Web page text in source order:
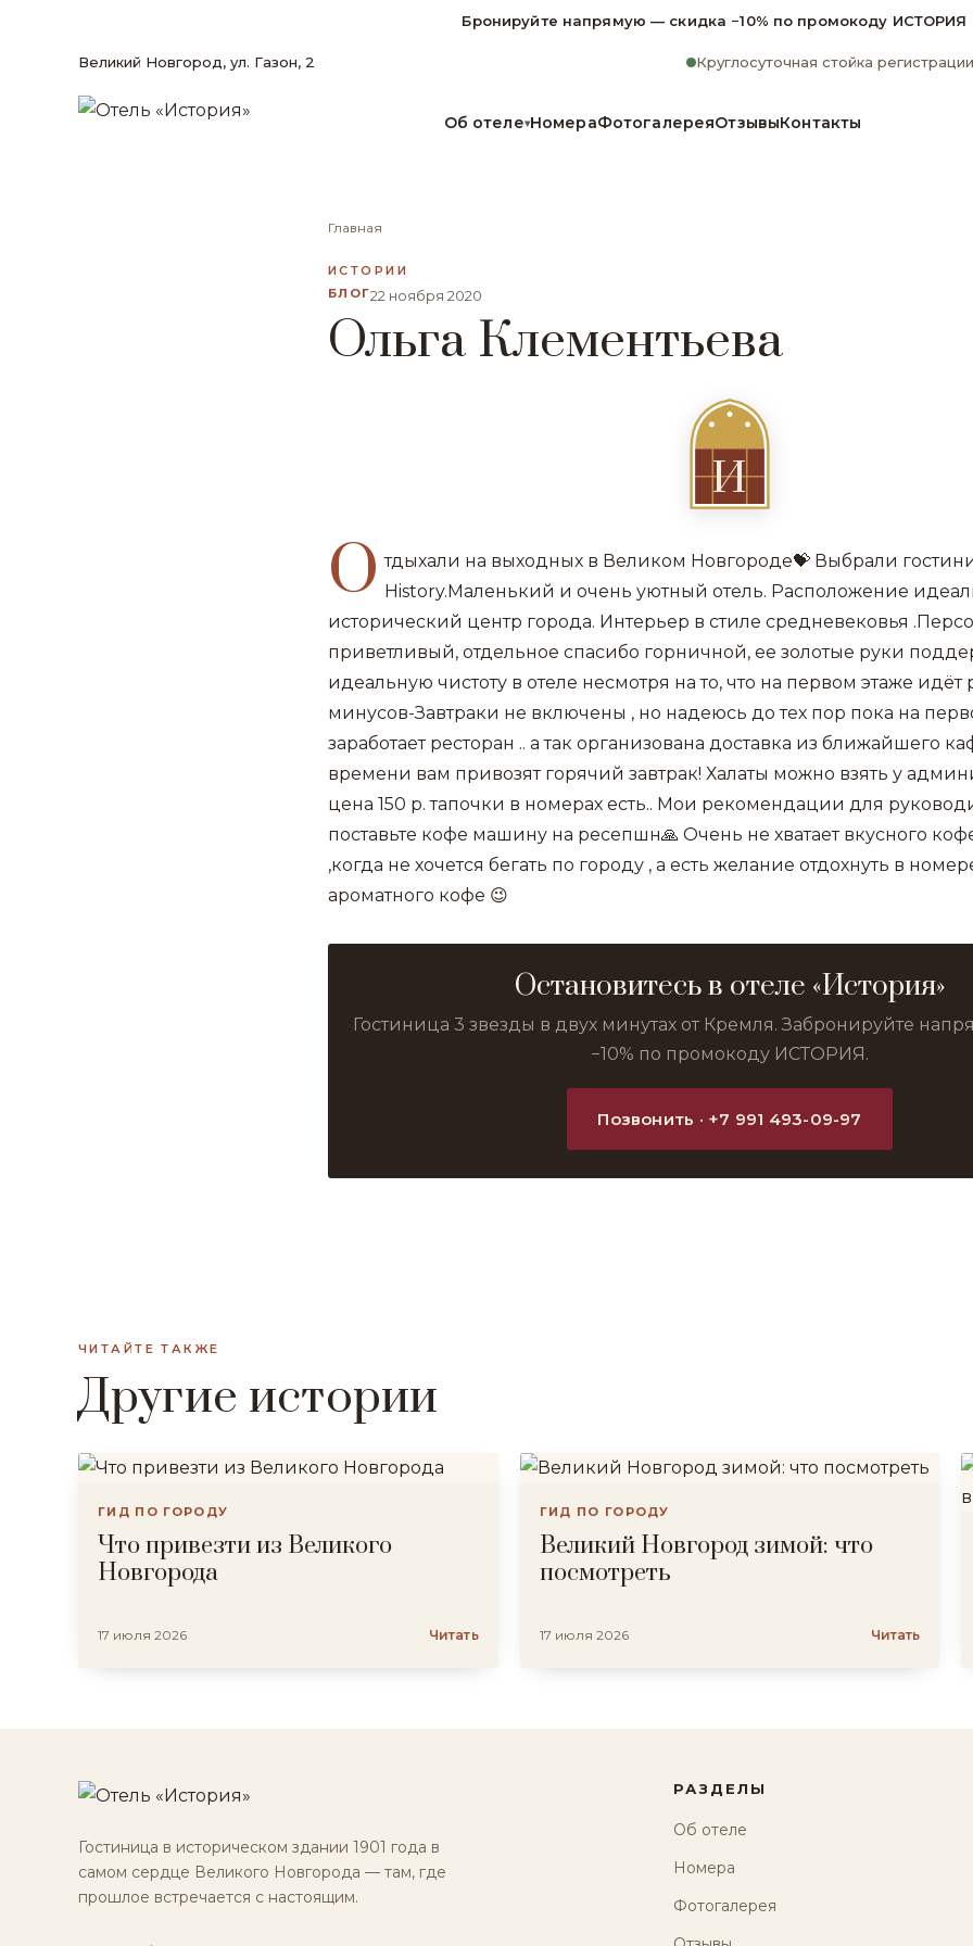
Бронируйте напрямую — скидка −10% по промокоду ИСТОРИЯ
Великий Новгород, ул. Газон, 2 Круглосуточная стойка регистрации
Об отеле▾НомераФотогалереяОтзывыКонтакты
Главная
ИСТОРИИ
БЛОГ22 ноября 2020
Ольга Клементьева
И
О тдыхали на выходных в Великом Новгороде💝 Выбрали
History.Маленький и очень уютный отель. Расположение
исторический центр города. Интерьер в стиле средневековья
приветливый, отдельное спасибо горничной, ее золотые руки
идеальную чистоту в отеле несмотря на то, что на первом этаже идёт
минусов-Завтраки не включены , но надеюсь до тех пор пока на
заработает ресторан .. а так организована доставка из ближайшего
времени вам привозят горячий завтрак! Халаты можно взять у
цена 150 р. тапочки в номерах есть.. Мои рекомендации для
поставьте кофе машину на ресепшн🙏 Очень не хватает вкусного
,когда не хочется бегать по городу , а есть желание отдохнуть в
ароматного кофе 😉
Остановитесь в отеле «История»
Гостиница 3 звезды в двух минутах от Кремля. Забронируйте
−10% по промокоду ИСТОРИЯ.
Позвонить · +7 991 493-09-97
ЧИТАЙТЕ ТАКЖЕ
Другие истории
ГИД ПО ГОРОДУ
Что привезти из Великого
Новгорода
17 июля 2026 Читать
ГИД ПО ГОРОДУ
Великий Новгород зимой: что
посмотреть
17 июля 2026 Читать
Гостиница в историческом здании 1901 года в
самом сердце Великого Новгорода — там, где
прошлое встречается с настоящим.
РАЗДЕЛЫ
Об отеле
Номера
Фотогалерея